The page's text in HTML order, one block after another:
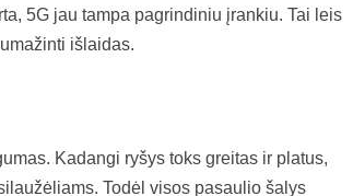
5G jau tampa pagrindiniu įrankiu. Tai leis
išlaidas.
Kadangi ryšys toks greitas ir platus,
Todėl visos pasaulio šalys